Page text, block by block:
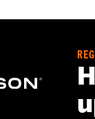
towww.h-